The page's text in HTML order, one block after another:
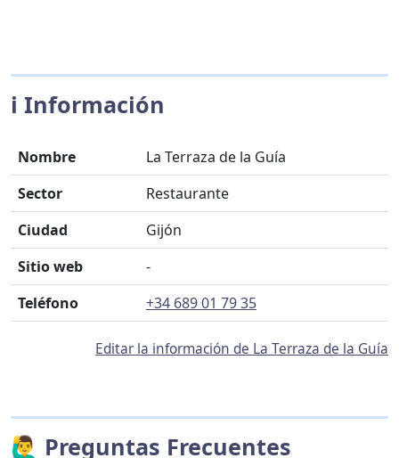
ℹ️ Información
Nombre
La Terraza de la Guía
Sector
Restaurante
Ciudad
Gijón
Sitio web
-
Teléfono
+34 689 01 79 35
Editar la información de La Terraza de la Guía
🙋‍♂️ Preguntas Frecuentes